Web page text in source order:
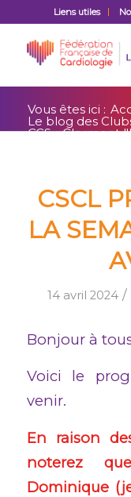
Liens utiles
Vous êtes ici :
Le blog des
CCS - Clermont
CSCL
LA
14 avril 2024 /
Bonjour à
Voici le
venir.
En raison
noterez
Dominique